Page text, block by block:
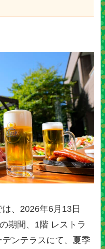
、2026年6月13日
期間、1階 レストラ
ンテラスにて、夏季